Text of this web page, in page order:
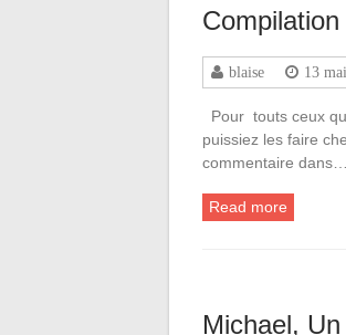
blaise 13
Pour touts ceux
puissiez les faire
commentaire dans…
Read more
Michael,